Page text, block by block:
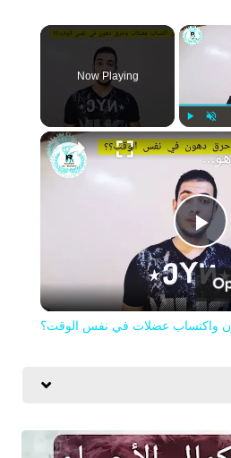
Now Playing
Play
Video
هل يمكن حرق الدهون واكتساب عضلات في نفس الوقت؟
واكتساب عضلات في نفس الوقت؟